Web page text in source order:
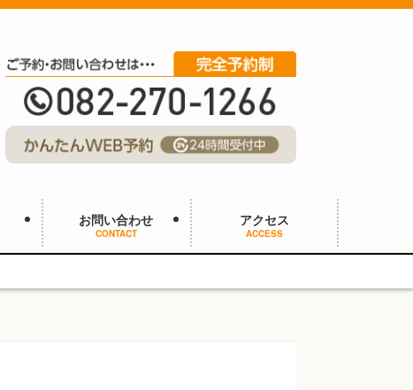
お問い合わせ
CONTACT
アクセス
ACCESS